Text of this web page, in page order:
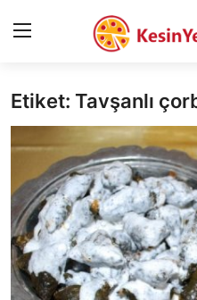
AnaSayfa
Gizlilik Sözleşmesi
Rüya Tabirleri
Diyet & Sağlıklı Beslenme
İletişim
Etiket: Tavşanlı